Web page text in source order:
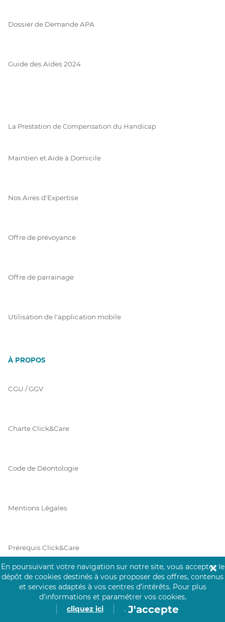
Dossier de Demande APA
Guide des Aides 2024
La Prestation de Compensation du Handicap
Maintien et Aide à Domicile
Nos Aires d'Expertise
Offre de prévoyance
Offre de parrainage
Utilisation de l'application mobile
À PROPOS
CGU / GGV
Charte Click&Care
Code de Déontologie
Mentions Légales
Prérequis Click&Care
Protection des Données
En poursuivant votre navigation sur notre site, vous acceptez le
dépôt de cookies destinés à vous proposer des offres, contenus
et services adaptés à vos centres d’intérêts. Pour plus
d’informations et paramétrer vos cookies,
cliquez ici
. J'accepte
✕